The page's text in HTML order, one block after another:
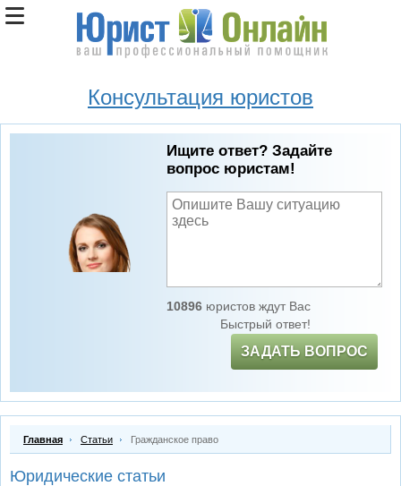
Консультация юристов
Ищите ответ? Задайте
вопрос юристам!
10896юристов ждут Вас
Быстрый ответ!
ЗАДАТЬ ВОПРОС
Главная Статьи Гражданское право
Юридические статьи